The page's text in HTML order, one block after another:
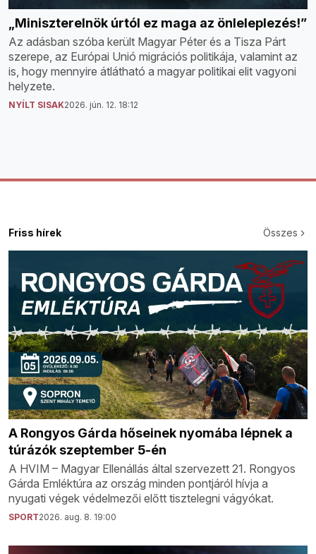
„Miniszterelnök úrtól ez maga az önleleplezés!”
Az adásban szóba került Magyar Péter és a Tisza Párt
szerepe, az Európai Unió migrációs politikája, valamint az
is, hogy mennyire átlátható a magyar politikai elit vagyoni
helyzete.
NYÍLT SISAK2026. jún. 12. 18:12
Friss hírek Összes
A Rongyos Gárda hőseinek nyomába lépnek a
túrázók szeptember 5-én
A HVIM – Magyar Ellenállás által szervezett 21. Rongyos
Gárda Emléktúra az ország minden pontjáról hívja a
nyugati végek védelmezői előtt tisztelegni vágyókat.
SPORT2026. aug. 8. 19:00